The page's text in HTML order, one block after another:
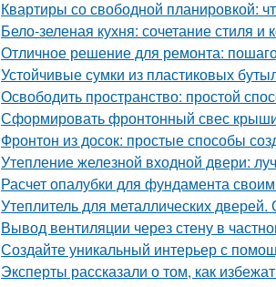
Квартиры со свободной планировкой:
Бело-зеленая кухня: сочетание стиля и
Отличное решение для ремонта:
Устойчивые сумки из пластиковых
Освободить пространство: простой
Сформировать фронтонный свес
Фронтон из досок: простые способы
Утепление железной входной двери:
Расчет опалубки для фундамента
Утеплитель для металлических дверей.
Вывод вентиляции через стену в
Создайте уникальный интерьер с
Эксперты рассказали о том, как